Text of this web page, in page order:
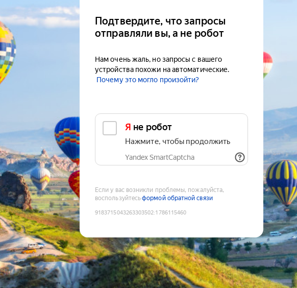
Подтвердите, что запросы
отправляли вы, а не робот
Нам очень жаль, но запросы с вашего
устройства похожи на автоматические.
Почему это могло произойти?
Я не робот
Нажмите, чтобы продолжить
Yandex SmartCaptcha
Если у вас возникли проблемы, пожалуйста,
воспользуйтесьформой обратной связи
9183715043263303502:1786115460